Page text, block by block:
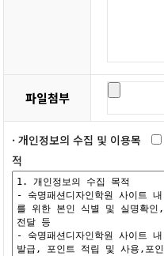
파일첨부
· 개인정보의 수집 및 이용목
적